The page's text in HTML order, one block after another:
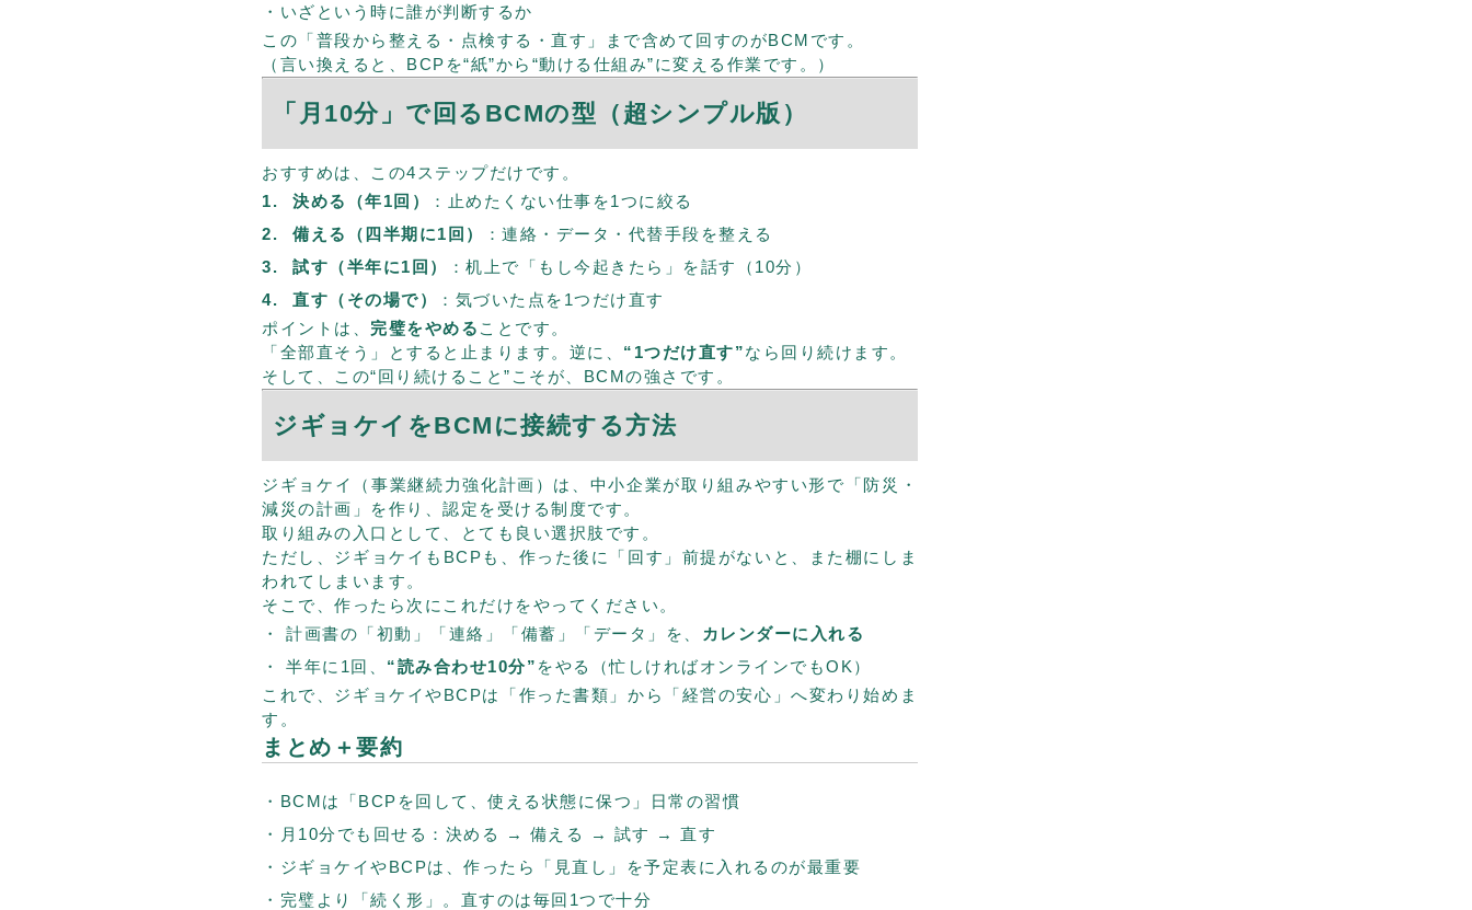
いざという時に誰が判断するか
この「普段から整える・点検する・直す」まで含めて回すのがBCMです。
（言い換えると、BCPを“紙”から“動ける仕組み”に変える作業です。）
「月10分」で回るBCMの型（超シンプル版）
おすすめは、この4ステップだけです。
決める（年1回）
：止めたくない仕事を1つに絞る
備える（四半期に1回）
：連絡・データ・代替手段を整える
試す（半年に1回）
：机上で「もし今起きたら」を話す（10分）
直す（その場で）
：気づいた点を1つだけ直す
ポイントは、 完璧をやめる ことです。
「全部直そう」とすると止まります。逆に、 “1つだけ直す”なら回り続けます。
そして、この“回り続けること”こそが、BCMの強さです。
ジギョケイをBCMに接続する方法
ジギョケイ（事業継続力強化計画）は、中小企業が取り組みやすい形で「防災・
減災の計画」を作り、認定を受ける制度です。
取り組みの入口として、とても良い選択肢です。
ただし、ジギョケイもBCPも、作った後に「回す」前提がないと、また棚にしま
われてしまいます。
そこで、作ったら次にこれだけをやってください。
計画書の「初動」「連絡」「備蓄」「データ」を、
カレンダーに入れる
半年に1回、 “読み合わせ10分” をやる（忙しければオンラインでもOK）
これで、ジギョケイやBCPは「作った書類」から「経営の安心」へ変わり始めま
す。
まとめ＋要約
BCMは「BCPを回して、使える状態に保つ」日常の習慣
月10分でも回せる：決める → 備える → 試す → 直す
ジギョケイやBCPは、作ったら「見直し」を予定表に入れるのが最重要
完璧より「続く形」。直すのは毎回1つで十分